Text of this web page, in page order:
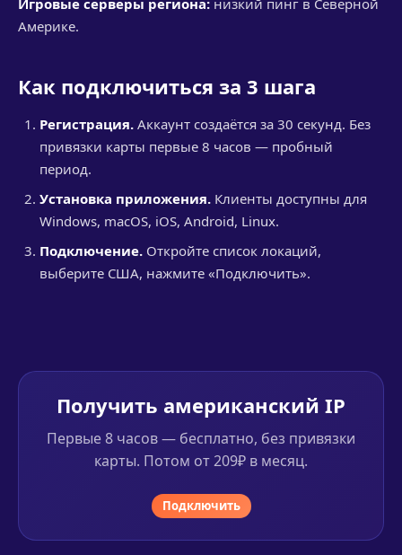
Игровые серверы региона: низкий пинг в Северной
Америке.
Как подключиться за 3 шага
Регистрация. Аккаунт создаётся за 30 секунд. Без
привязки карты первые 8 часов — пробный
период.
Установка приложения. Клиенты доступны для
Windows, macOS, iOS, Android, Linux.
Подключение. Откройте список локаций,
выберите США, нажмите «Подключить».
Получить американский IP
Первые 8 часов — бесплатно, без привязки
карты. Потом от 209₽ в месяц.
Подключить